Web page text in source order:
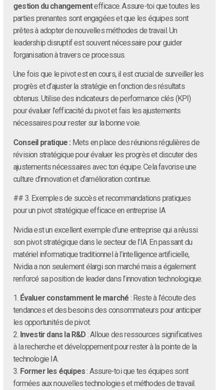
gestion du changementefficace. Assure-toi que toutes les
parties prenantes sont engagées et que les équipes sont
prêtes à adopter de nouvelles méthodes de travail. Un
leadership disruptif est souvent nécessaire pour guider
l’organisation à travers ce processus.
Une fois que le pivot est en cours, il est crucial de surveiller les
progrès et d’ajuster la stratégie en fonction des résultats
obtenus. Utilise des indicateurs de performance clés (KPI)
pour évaluer l’efficacité du pivot et fais les ajustements
nécessaires pour rester sur la bonne voie.
Conseil pratique : Mets en place des réunions régulières de
révision stratégique pour évaluer les progrès et discuter des
ajustements nécessaires avec ton équipe. Cela favorise une
culture d’innovation et d’amélioration continue.
## 3. Exemples de succès et recommandations pratiques
pour un pivot stratégique efficace en entreprise IA
Nvidia est un excellent exemple d’une entreprise qui a réussi
son pivot stratégique dans le secteur de l’IA. En passant du
matériel informatique traditionnel à l’intelligence artificielle,
Nvidia a non seulement élargi son marché mais a également
renforcé sa position de leader dans l’innovation technologique.
1. Évaluer constamment le marché : Reste à l’écoute des
tendances et des besoins des consommateurs pour anticiper
les opportunités de pivot.
2. Investir dans la R&D : Alloue des ressources significatives
à la recherche et développement pour rester à la pointe de la
technologie IA.
3. Former les équipes: Assure-toi que tes équipes sont
formées aux nouvelles technologies et méthodes de travail.